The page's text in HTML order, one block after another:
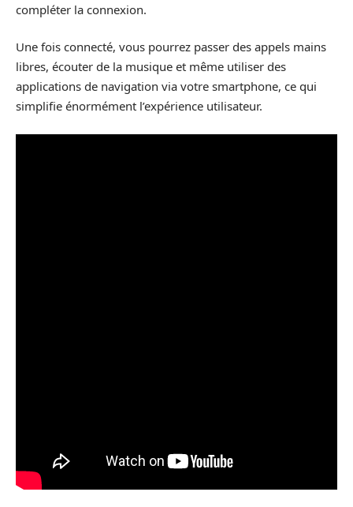
compléter la connexion.
Une fois connecté, vous pourrez passer des appels mains
libres, écouter de la musique et même utiliser des
applications de navigation via votre smartphone, ce qui
simplifie énormément l’expérience utilisateur.